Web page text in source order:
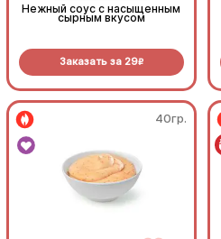
Нежный соус с насыщенным
сырным вкусом
Заказать за 29R
40гр.